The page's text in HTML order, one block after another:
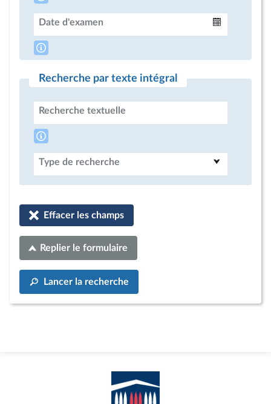
Date d'examen
Recherche par texte intégral
Recherche textuelle
Type de recherche
Effacer les champs
Replier le formulaire
Lancer la recherche